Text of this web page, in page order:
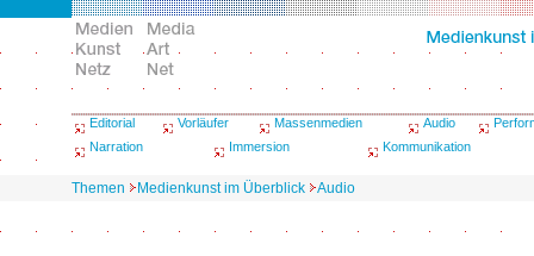
Editorial Vorläufer Massenmedien Audio
Narration
Immersion Kommunikation
Themen Medienkunst im Überblick Audio